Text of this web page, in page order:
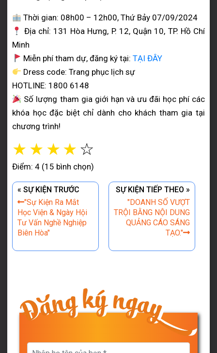
Thời gian: 08h00 – 12h00, Thứ Bảy 07/09/2024
Địa chỉ: 131 Hòa Hưng, P. 12, Quận 10, TP. Hồ Chí
Minh
Miễn phí tham dự, đăng ký tại:TẠI ĐÂY
Dress code: Trang phục lịch sự
HOTLINE: 1800 6148
Số lượng tham gia giới hạn và ưu đãi học phí các
khóa học đặc biệt chỉ dành cho khách tham gia tại
chương trình!
☆
☆
☆
☆
☆
Điểm: 4 (15 bình chọn)
« SỰ KIỆN TRƯỚC
"Sự Kiện Ra Mắt
Học Viện & Ngày Hội
Tư Vấn Nghề Nghiệp
Biên Hòa"
SỰ KIỆN TIẾP THEO »
"DOANH SỐ VƯỢT
TRỘI BẰNG NỘI DUNG
QUẢNG CÁO SÁNG
TẠO."